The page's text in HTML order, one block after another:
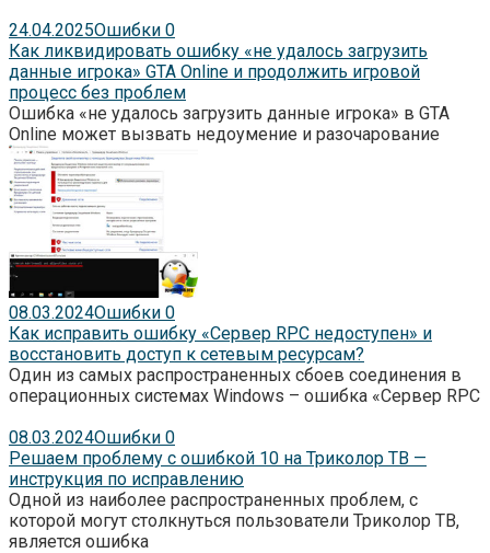
24.04.2025Ошибки 0
Как ликвидировать ошибку «не удалось загрузить
данные игрока» GTA Online и продолжить игровой
процесс без проблем
Ошибка «не удалось загрузить данные игрока» в GTA
Online может вызвать недоумение и разочарование
08.03.2024Ошибки 0
Как исправить ошибку «Сервер RPC недоступен» и
восстановить доступ к сетевым ресурсам?
Один из самых распространенных сбоев соединения в
операционных системах Windows – ошибка «Сервер RPC
08.03.2024Ошибки 0
Решаем проблему с ошибкой 10 на Триколор ТВ —
инструкция по исправлению
Одной из наиболее распространенных проблем, с
которой могут столкнуться пользователи Триколор ТВ,
является ошибка